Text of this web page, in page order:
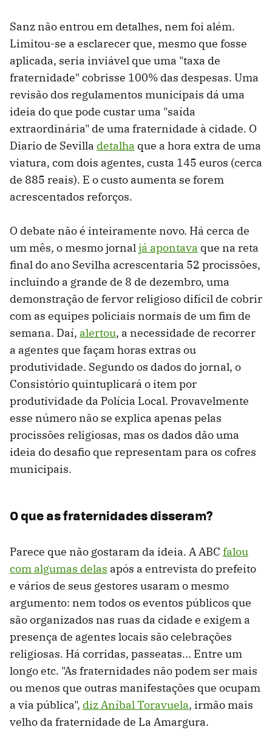
Sanz não entrou em detalhes, nem foi além.
Limitou-se a esclarecer que, mesmo que fosse
aplicada, seria inviável que uma "taxa de
fraternidade" cobrisse 100% das despesas. Uma
revisão dos regulamentos municipais dá uma
ideia do que pode custar uma "saída
extraordinária" de uma fraternidade à cidade. O
Diario de Sevilla detalha que a hora extra de uma
viatura, com dois agentes, custa 145 euros (cerca
de 885 reais). E o custo aumenta se forem
acrescentados reforços.
O debate não é inteiramente novo. Há cerca de
um mês, o mesmo jornaljá apontava que na reta
final do ano Sevilha acrescentaria 52 procissões,
incluindo a grande de 8 de dezembro, uma
demonstração de fervor religioso difícil de cobrir
com as equipes policiais normais de um fim de
semana. Daí, alertou, a necessidade de recorrer
a agentes que façam horas extras ou
produtividade. Segundo os dados do jornal, o
Consistório quintuplicará o item por
produtividade da Polícia Local. Provavelmente
esse número não se explica apenas pelas
procissões religiosas, mas os dados dão uma
ideia do desafio que representam para os cofres
municipais.
O que as fraternidades disseram?
Parece que não gostaram da ideia. A ABC falou
com algumas delas após a entrevista do prefeito
e vários de seus gestores usaram o mesmo
argumento: nem todos os eventos públicos que
são organizados nas ruas da cidade e exigem a
presença de agentes locais são celebrações
religiosas. Há corridas, passeatas... Entre um
longo etc. "As fraternidades não podem ser mais
ou menos que outras manifestações que ocupam
a via pública", diz Aníbal Toravuela, irmão mais
velho da fraternidade de La Amargura.